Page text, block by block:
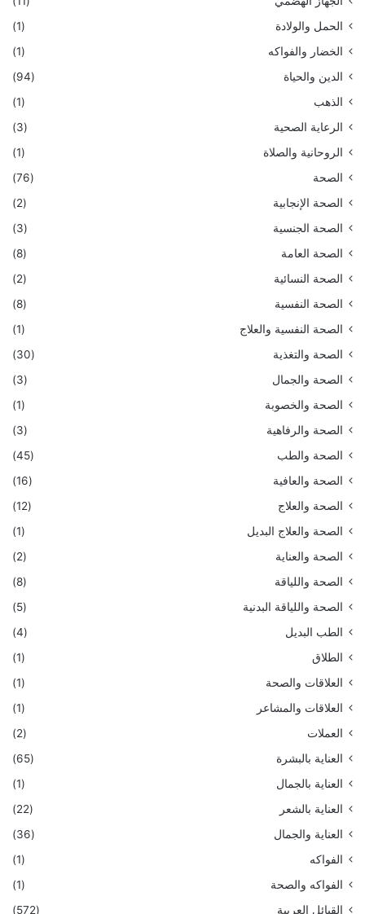
الحمل والولادة
(1)
الخضار والفواكه
(1)
الدين والحياة
(94)
الذهب
(1)
الرعاية الصحية
(3)
الروحانية والصلاة
(1)
الصحة
(76)
الصحة الإنجابية
(2)
الصحة الجنسية
(3)
الصحة العامة
(8)
الصحة النسائية
(2)
الصحة النفسية
(8)
الصحة النفسية والعلاج
(1)
الصحة والتغذية
(30)
الصحة والجمال
(3)
الصحة والخصوبة
(1)
الصحة والرفاهية
(3)
الصحة والطب
(45)
الصحة والعافية
(16)
الصحة والعلاج
(12)
الصحة والعلاج البديل
(1)
الصحة والعناية
(2)
الصحة واللياقة
(8)
الصحة واللياقة البدنية
(5)
الطب البديل
(4)
الطلاق
(1)
العلاقات والصحة
(1)
العلاقات والمشاعر
(1)
العملات
(2)
العناية بالبشرة
(65)
العناية بالجمال
(1)
العناية بالشعر
(22)
العناية والجمال
(36)
الفواكه
(1)
الفواكه والصحة
(1)
القبائل العربية
(572)